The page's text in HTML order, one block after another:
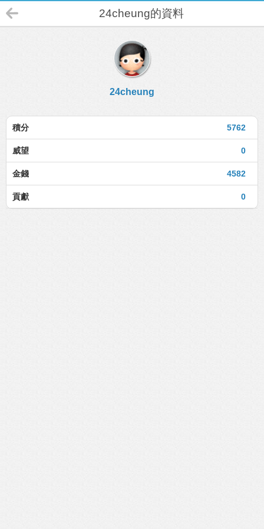
24cheung的資料
24cheung
5762
積分
0
威望
4582
金錢
0
貢獻